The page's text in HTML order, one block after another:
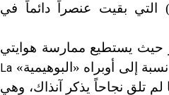
) التي بقيت عنصراً دائماً في
حيث يستطيع ممارسة هوايتي
إلى أوبراه «البوهيمية» La
لم تلق نجاحاً يذكر آنذاك، وهي